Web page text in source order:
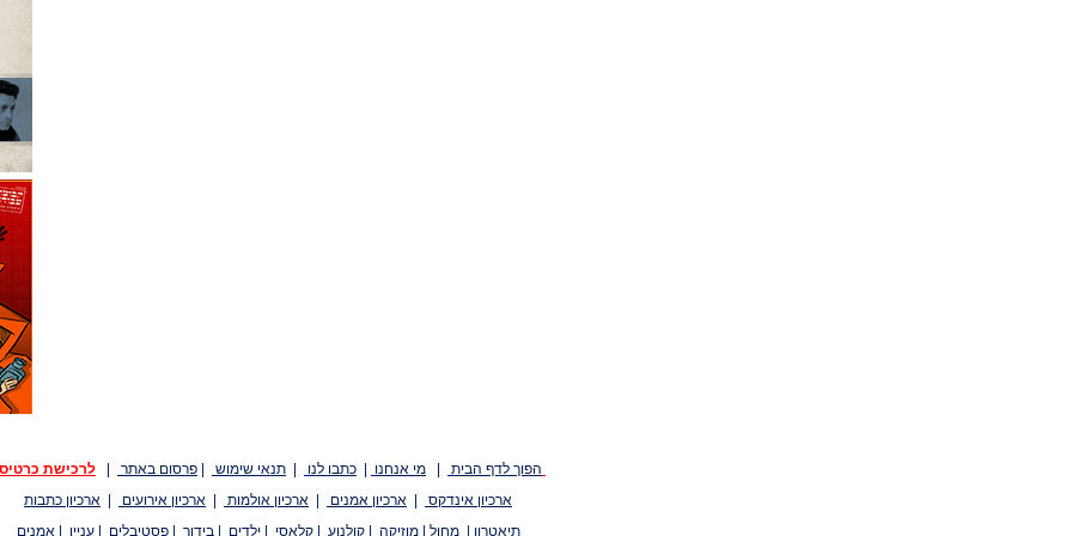
הפוך לדף הבית מי אנחנו כתבו לנו תנאי שימוש פרסום באתר
לרכישת
ארכיון אינדקס
ארכיון אמנים ארכיון אולמות ארכיון אירועים
ארכיון כתבות
תיאטרון
|מחול |מוזיקה |קולנוע |קלאסי ילדים |בידור |פסטיבלים |עניין |אמנים